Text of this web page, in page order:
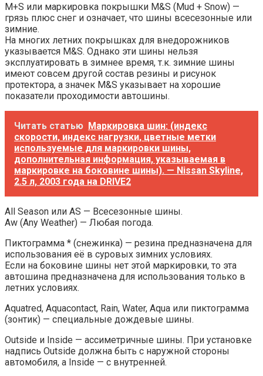
M+S или маркировка покрышки M&S (Mud + Snow) —
грязь плюс снег и означает, что шины всесезонные или
зимние.
На многих летних покрышках для внедорожников
указывается M&S. Однако эти шины нельзя
эксплуатировать в зимнее время, т.к. зимние шины
имеют совсем другой состав резины и рисунок
протектора, а значек M&S указывает на хорошие
показатели проходимости автошины.
Читать статью Маркировка шин: (индекс
скорости, индекс нагрузки, цветные метки
используемые для маркировки шины,
дополнительная информация, указываемая в
маркировке на боковине шины). — Nissan Skyline,
2.5 л, 2003 года на DRIVE2
All Season или AS — Всесезонные шины.
Aw (Any Weather) — Любая погода.
Пиктограмма * (снежинка) — резина предназначена для
использования её в суровых зимних условиях.
Если на боковине шины нет этой маркировки, то эта
автошина предназначена для использования только в
летних условиях.
Aquatred, Aquacontact, Rain, Water, Aqua или пиктограмма
(зонтик) — специальные дождевые шины.
Outside и Inside — ассиметричные шины. При установке
надпись Outside должна быть с наружной стороны
автомобиля, а Inside — с внутренней.